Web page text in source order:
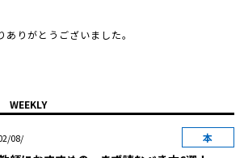
りがとうございました。
WEEKLY
08/ 本